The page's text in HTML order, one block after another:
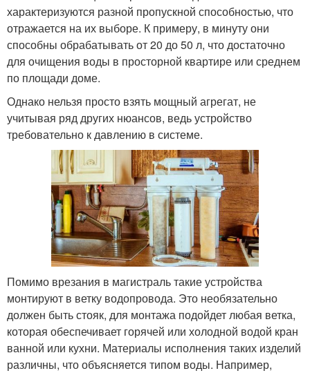
характеризуются разной пропускной способностью, что
отражается на их выборе. К примеру, в минуту они
способны обрабатывать от 20 до 50 л, что достаточно
для очищения воды в просторной квартире или среднем
по площади доме.
Однако нельзя просто взять мощный агрегат, не
учитывая ряд других нюансов, ведь устройство
требовательно к давлению в системе.
Помимо врезания в магистраль такие устройства
монтируют в ветку водопровода. Это необязательно
должен быть стояк, для монтажа подойдет любая ветка,
которая обеспечивает горячей или холодной водой кран
ванной или кухни. Материалы исполнения таких изделий
различны, что объясняется типом воды. Например,